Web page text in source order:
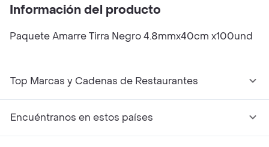
Información del producto
Paquete Amarre Tirra Negro 4.8mmx40cm x100und
Top Marcas y Cadenas de Restaurantes
Encuéntranos en estos países